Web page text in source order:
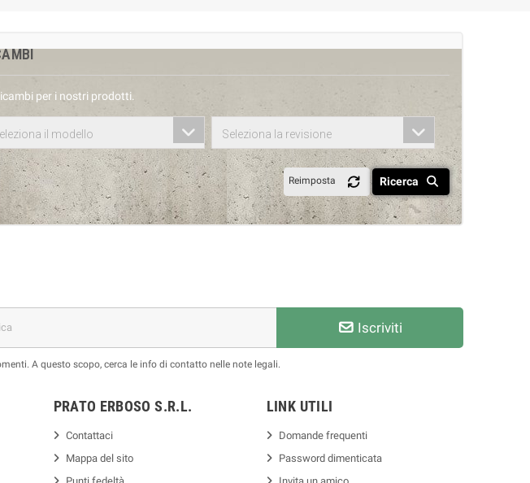
per i nostri prodotti.
il modello Seleziona la revisione
Reimposta Ricerca
Iscriviti
A questo scopo, cerca le info di contatto nelle note legali.
PRATO ERBOSO S.R.L.
Contattaci
Mappa del sito
LINK UTILI
Domande frequenti
Password dimenticata